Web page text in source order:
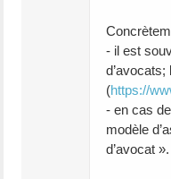
- il est
(https://
- en cas
modèle
d’avocat